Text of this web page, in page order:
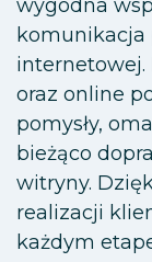
wygodna
komunikacja
oraz online
pomysły,
bieżąco
witryny.
realizacji
każdym